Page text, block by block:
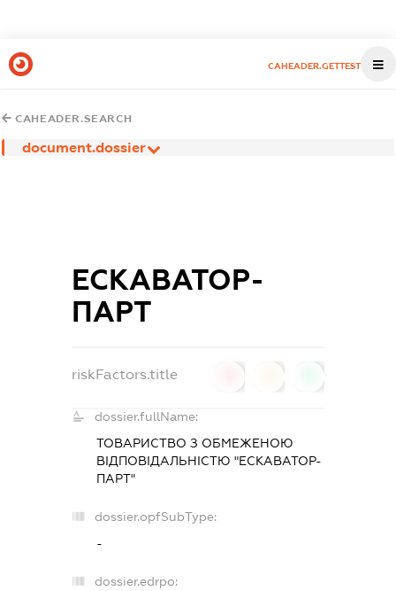
CAHEADER.GETTEST
CAHEADER.SEARCH
document.dossier
ЕСКАВАТОР-
ПАРТ
riskFactors.title
dossier.fullName:
ТОВАРИСТВО З ОБМЕЖЕНОЮ
ВІДПОВІДАЛЬНІСТЮ "ЕСКАВАТОР-
ПАРТ"
dossier.opfSubType:
-
dossier.edrpo: